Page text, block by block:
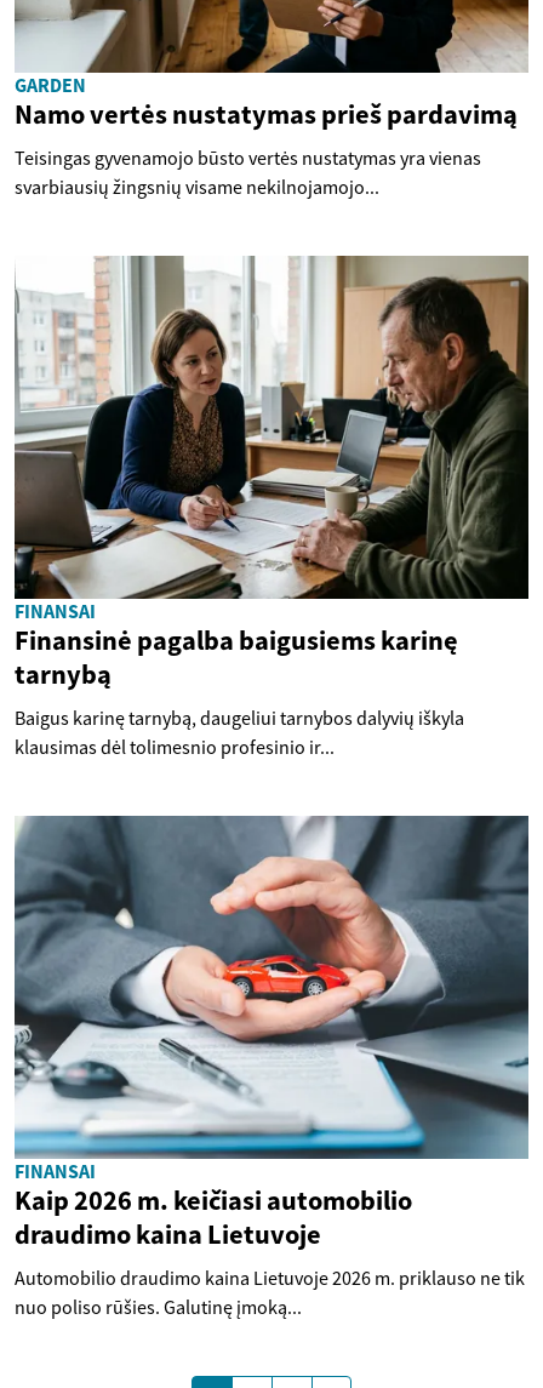
GARDEN
Namo vertės nustatymas prieš pardavimą
Teisingas gyvenamojo būsto vertės nustatymas yra vienas
svarbiausių žingsnių visame nekilnojamojo...
FINANSAI
Finansinė pagalba baigusiems karinę
tarnybą
Baigus karinę tarnybą, daugeliui tarnybos dalyvių iškyla
klausimas dėl tolimesnio profesinio ir...
FINANSAI
Kaip 2026 m. keičiasi automobilio
draudimo kaina Lietuvoje
Automobilio draudimo kaina Lietuvoje 2026 m. priklauso ne tik
nuo poliso rūšies. Galutinę įmoką...